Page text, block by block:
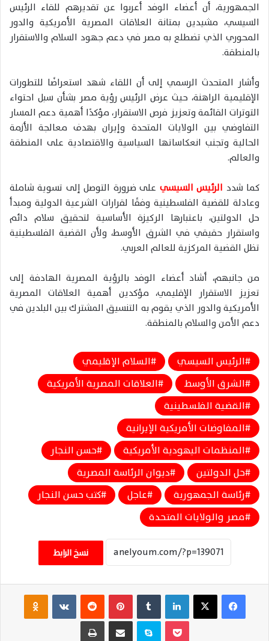
الجمهورية، أن أعضاء الوفد أعربوا عن تقديرهم للقاء الرئيس
السيسي، مشيدين بمتانة العلاقات المصرية الأمريكية والدور
المحوري الذي تضطلع به مصر في دعم جهود السلام والاستقرار
بالمنطقة.
وأشار المتحدث الرسمي إلى أن اللقاء شهد استعراضًا للتطورات
الإقليمية الراهنة، حيث عرض الرئيس رؤية مصر بشأن سبل احتواء
التوترات القائمة وتعزيز فرص الاستقرار، مؤكدًا أهمية دعم المسار
التفاوضي بين الولايات المتحدة وإيران بهدف معالجة الأزمة
الحالية وتجنب انعكاساتها السياسية والاقتصادية على المنطقة
والعالم.
كما شدد الرئيس السيسي على ضرورة التوصل إلى تسوية شاملة
وعادلة للقضية الفلسطينية وفقًا لقرارات الشرعية الدولية ومبدأ
حل الدولتين، باعتبارها الركيزة الأساسية لتحقيق سلام دائم
واستقرار حقيقي في الشرق الأوسط، ولأن القضية الفلسطينية
تظل القضية المركزية للعالم العربي.
من جانبهم، أشاد أعضاء الوفد بالرؤية المصرية الهادفة إلى
تعزيز الاستقرار الإقليمي، مؤكدين أهمية العلاقات المصرية
الأمريكية والدور الذي يقوم به التنسيق المشترك بين البلدين في
دعم الأمن والسلام بالمنطقة.
الرئيس السيسي
السلام الإقليمي
الشرق الأوسط
العلاقات المصرية الأمريكية
القضية الفلسطينية
المفاوضات الأمريكية الإيرانية
المنظمات اليهودية الأمريكية
حسن النجار
حل الدولتين
ديوان الرئاسة المصرية
رئاسة الجمهورية
عاجل
كتب حسن النجار
مصر والولايات المتحدة
نسخ الرابط
فيسبوك ‫X لينكدإن بينتيريست ‏VKontakte
سكايب مشاركة عبر البريد طباعة